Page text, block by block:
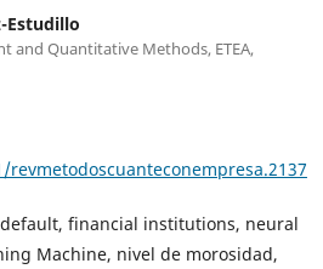
Estudillo
and Quantitative Methods, ETEA,
default, financial institutions, neural
Machine, nivel de morosidad,